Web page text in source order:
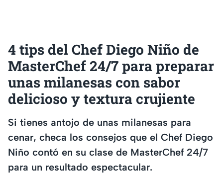
4 tips del Chef Diego Niño de
MasterChef 24/7 para preparar
unas milanesas con sabor
delicioso y textura crujiente
Si tienes antojo de unas milanesas para
cenar, checa los consejos que el Chef Diego
Niño contó en su clase de MasterChef 24/7
para un resultado espectacular.